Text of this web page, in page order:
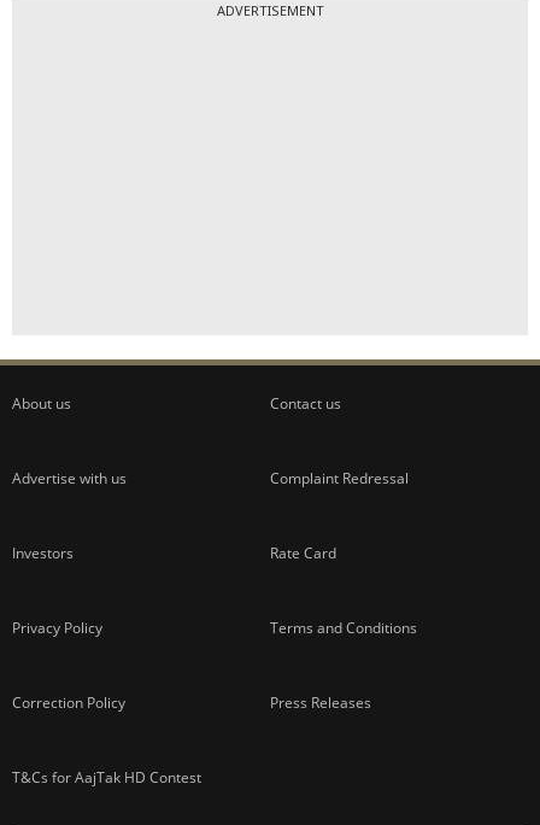
ADVERTISEMENT
About us Contact us
Advertise with us Complaint Redressal
Investors Rate Card
Privacy Policy Terms and Conditions
Correction Policy Press Releases
T&Cs for AajTak HD Contest